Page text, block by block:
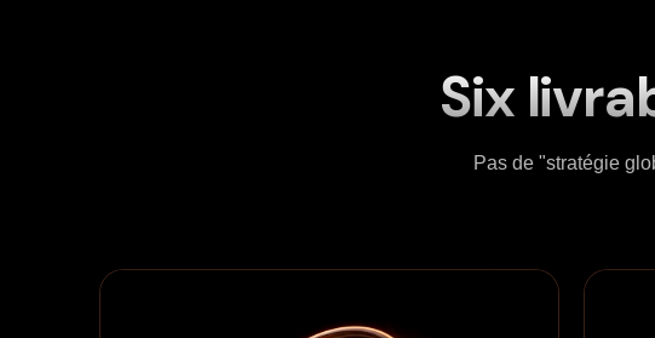
Six
Pas de "stratégie